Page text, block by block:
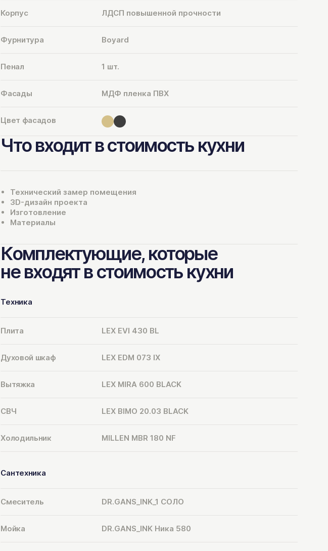
Корпус ЛДСП повышенной прочности
Фурнитура Boyard
Пенал 1 шт.
Фасады МДФ пленка ПВХ
Цвет фасадов
Что входит в стоимость кухни
Технический замер помещения
3D-дизайн проекта
Изготовление
Материалы
Комплектующие, которые
не входят в стоимость кухни
Техника
Плита LEX EVI 430 BL
Духовой шкаф LEX EDM 073 IX
Вытяжка LEX MIRA 600 BLACK
СВЧ LEX BIMO 20.03 BLACK
Холодильник MILLEN MBR 180 NF
Сантехника
Смеситель DR.GANS_INK_1 СОЛО
Мойка DR.GANS_INK Ника 580